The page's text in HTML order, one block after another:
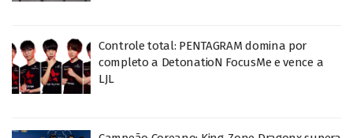
Controle total: PENTAGRAM domina por
completo a DetonatioN FocusMe e vence a
LJL